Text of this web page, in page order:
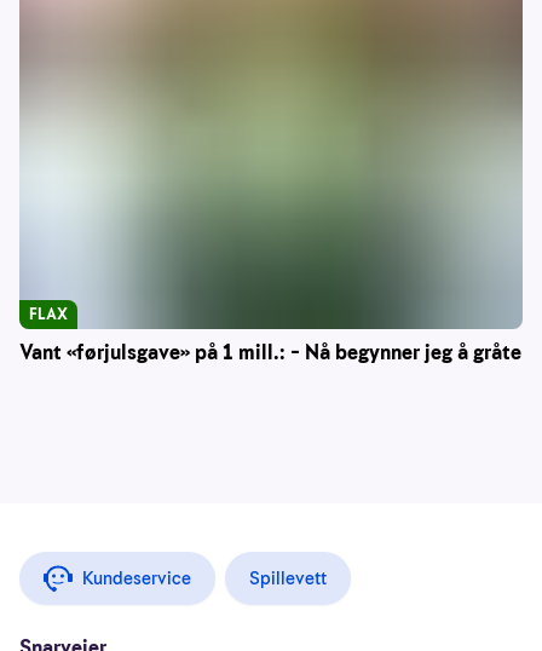
Vant «førjulsgave» på 1 mill.: – Nå begynner jeg å gråte
FLAX
Kundeservice Spillevett